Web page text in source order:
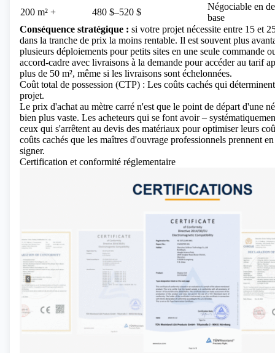
200 m² +
480 $–520 $
Négociable en
base
Conséquence stratégique : si votre projet nécessite entre 15 et
dans la tranche de prix la moins rentable. Il est souvent plus
plusieurs déploiements pour petits sites en une seule commande
accord-cadre avec livraisons à la demande pour accéder au tarif
plus de 50 m², même si les livraisons sont échelonnées.
Coût total de possession (CTP) : Les coûts cachés qui
projet.
Le prix d'achat au mètre carré n'est que le point de départ d'une
bien plus vaste. Les acheteurs qui se font avoir –
ceux qui s'arrêtent au devis des matériaux pour optimiser leurs
coûts cachés que les maîtres d'ouvrage professionnels prennent
signer.
Certification et conformité réglementaire